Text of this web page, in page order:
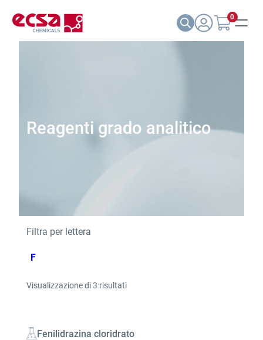
0
Reagenti grado analitico
Filtra per lettera
F
Visualizzazione di 3 risultati
Fenilidrazina cloridrato